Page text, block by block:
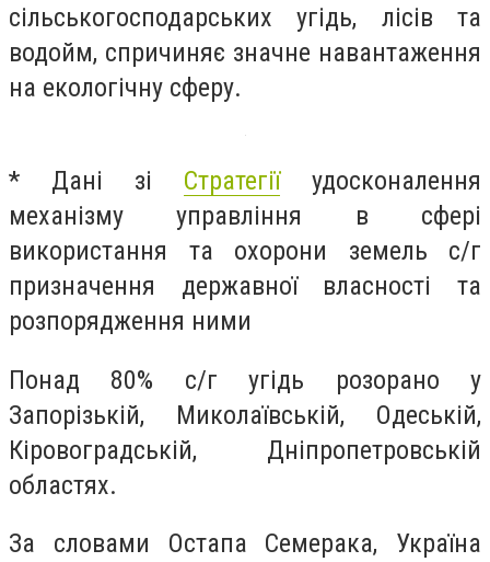
сільськогосподарських угідь, лісів та
водойм, спричиняє значне навантаження
на екологічну сферу.
* Дані зі Стратегіїудосконалення
механізму управління в сфері
використання та охорони земель с/г
призначення державної власності та
розпорядження ними
Понад 80% с/г угідь розорано у
Запорізькій, Миколаївській, Одеській,
Кіровоградській, Дніпропетровській
областях.
За словами Остапа Семерака, Україна